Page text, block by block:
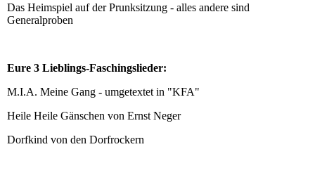
Das Heimspiel auf der Prunksitzung - alles andere sind
Generalproben
Eure 3 Lieblings-Faschingslieder:
M.I.A. Meine Gang - umgetextet in "KFA"
Heile Heile Gänschen von Ernst Neger
Dorfkind von den Dorfrockern